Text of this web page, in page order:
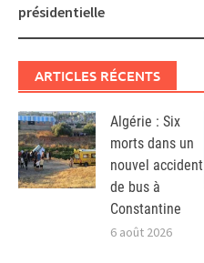
présidentielle
ARTICLES RÉCENTS
Algérie : Six
morts dans un
nouvel accident
de bus à
Constantine
6 août 2026